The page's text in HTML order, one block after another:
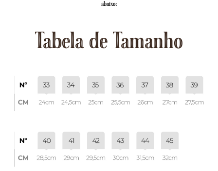
abaixo:
Tabela de Tamanho